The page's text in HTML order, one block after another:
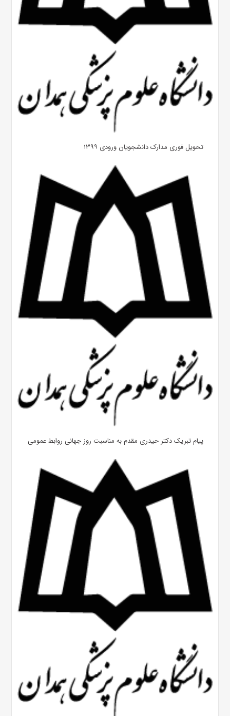
تحویل فوری مدارک دانشجویان ورودی ۱۳۹۹
پیام تبریک دکتر حیدری مقدم به مناسبت روز جهانی روابط عمومی